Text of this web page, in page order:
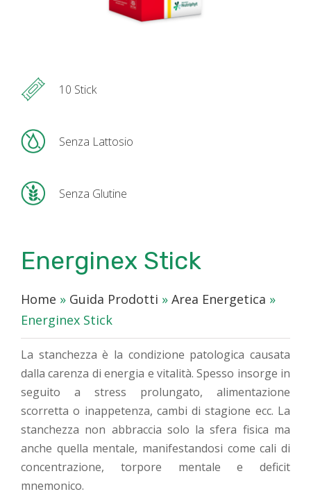
10 Stick
Senza Lattosio
Senza Glutine
Energinex Stick
Home » Guida Prodotti » Area Energetica »
Energinex Stick
La stanchezza è la condizione patologica causata
dalla carenza di energia e vitalità. Spesso insorge in
seguito a stress prolungato, alimentazione
scorretta o inappetenza, cambi di stagione ecc. La
stanchezza non abbraccia solo la sfera fisica ma
anche quella mentale, manifestandosi come cali di
concentrazione, torpore mentale e deficit
mnemonico.